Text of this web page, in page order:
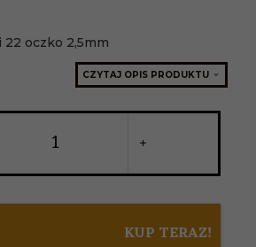
oczko 2,5mm
CZYTAJ OPIS PRODUKTU
KUP TERAZ!